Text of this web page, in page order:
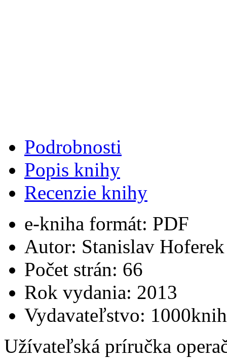
Podrobnosti
Popis knihy
Recenzie knihy
e-kniha formát: PDF
Autor: Stanislav Hoferek
Počet strán: 66
Rok vydania: 2013
Vydavateľstvo:
Užívateľská príručka